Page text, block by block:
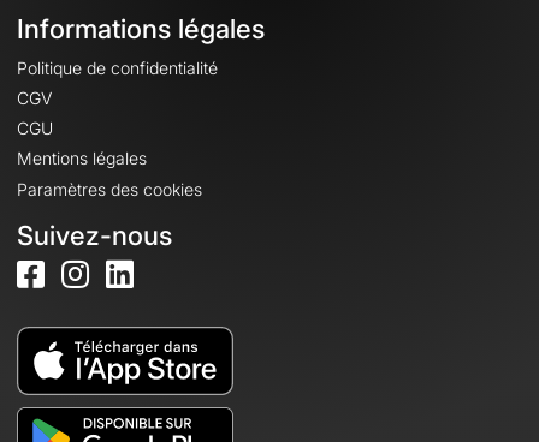
Informations légales
Politique de confidentialité
CGV
CGU
Mentions légales
Paramètres des cookies
Suivez-nous